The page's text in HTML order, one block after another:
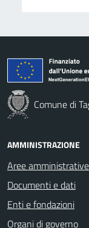
Comune di
AMMINISTRAZIONE
Aree amministrative
Documenti e dati
Enti e fondazioni
Organi di governo